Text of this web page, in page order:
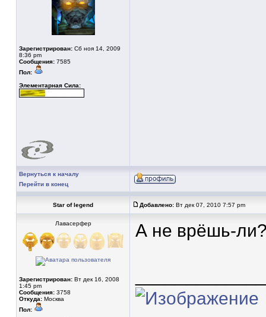
Зарегистрирован: Сб ноя 14, 2009
8:36 pm
Сообщения: 7585
Пол:
Элементарная Сила:
Вернуться к началу
Перейти в конец
Star of legend Добавлено: Вт дек 07, 2010 7:57 pm
Лавасерфер
Зарегистрирован: Вт дек 16, 2008
1:45 pm
Сообщения: 3758
Откуда: Москва
Пол:
А не врёшь-